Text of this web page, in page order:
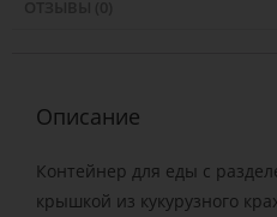
Описание
Контейнер для еды с
крышкой из кукурузного